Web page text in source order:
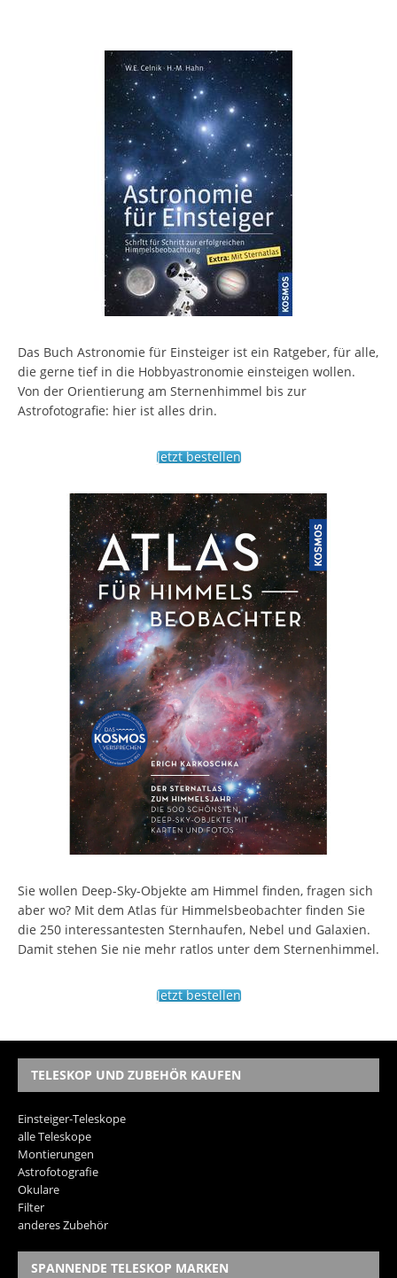
Das Buch Astronomie für Einsteiger ist ein Ratgeber, für alle,
die gerne tief in die Hobbyastronomie einsteigen wollen.
Von der Orientierung am Sternenhimmel bis zur
Astrofotografie: hier ist alles drin.
Jetzt bestellen
Sie wollen Deep-Sky-Objekte am Himmel finden, fragen sich
aber wo? Mit dem Atlas für Himmelsbeobachter finden Sie
die 250 interessantesten Sternhaufen, Nebel und Galaxien.
Damit stehen Sie nie mehr ratlos unter dem Sternenhimmel.
Jetzt bestellen
TELESKOP UND ZUBEHÖR KAUFEN
Einsteiger-Teleskope
alle Teleskope
Montierungen
Astrofotografie
Okulare
Filter
anderes Zubehör
SPANNENDE TELESKOP MARKEN